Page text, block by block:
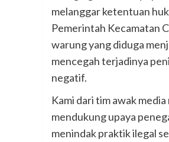
melanggar ketentuan
Pemerintah Kecamatan
warung yang diduga
mencegah terjadinya
negatif.
Kami dari tim awak
mendukung upaya
menindak praktik ilegal